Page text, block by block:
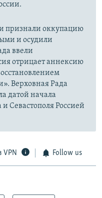
признали оккупацию
и осудили
ввели
отрицает аннексию
Верховная Рада
датой начала
Севастополя Россией
VPN Follow us